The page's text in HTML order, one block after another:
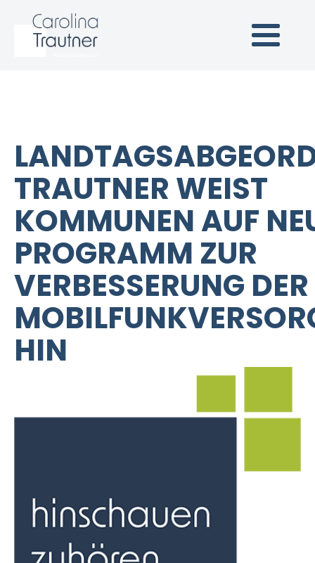
Carolina Trautner
TRAUTNER WEIST
KOMMUNEN AUF
PROGRAMM ZUR
VERBESSERUNG DER
HIN